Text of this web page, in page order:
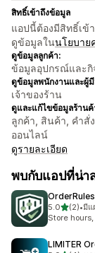
สิทธิ์เข้าถึงข้อมูล
แอปนี้ต้องมีสิทธิ์เข้
ดูข้อมูลในนโยบาย
ดูข้อมูลลูกค้า:
ข้อมูลอุปกรณ์และกิ
ดูข้อมูลพนักงานและผู้
เจ้าของร้าน
ดูและแก้ไขข้อมูลร้านค้
ลูกค้า, สินค้า, คำสั่
ออนไลน์
ดูรายละเอียด
พบกับแอปที่น่า
5.0เต็ม 5 ดาว
(2)
ทั้งหมด 2 รีวิว
•มีแ
Store
LIMITER